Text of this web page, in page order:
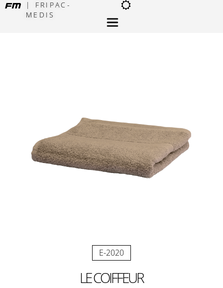
| FRIPAC-
MEDIS
E-2020
LE COIFFEUR